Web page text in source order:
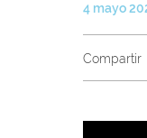
4 mayo